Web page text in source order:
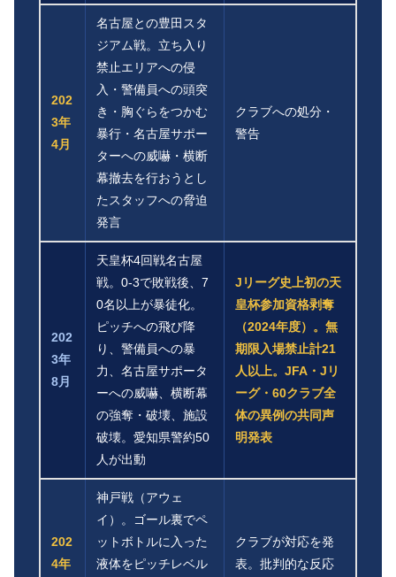
202
3年
4月
名古屋との豊田スタ
ジアム戦。立ち入り
禁止エリアへの侵
入・警備員への頭突
き・胸ぐらをつかむ
暴行・名古屋サポー
ターへの威嚇・横断
幕撤去を行おうとし
たスタッフへの脅迫
発言
クラブへの処分・
警告
202
3年
8月
天皇杯4回戦名古屋
戦。0-3で敗戦後、7
0名以上が暴徒化。
ピッチへの飛び降
り、警備員への暴
力、名古屋サポータ
ーへの威嚇、横断幕
の強奪・破壊、施設
破壊。愛知県警約50
人が出動
Jリーグ史上初の天
皇杯参加資格剥奪
（2024年度）。無
期限入場禁止計21
人以上。JFA・Jリ
ーグ・60クラブ全
体の異例の共同声
明発表
202
4年
神戸戦（アウェ
イ）。ゴール裏でペ
ットボトルに入った
液体をピッチレベル
クラブが対応を発
表。批判的な反応